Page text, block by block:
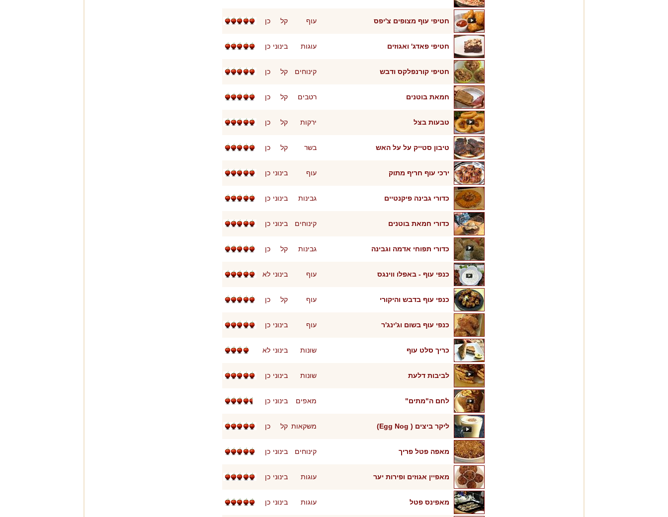
חטיפי עוף מצופים צ'יפס עוף קל כן
חטיפי פאדג' ואגוזים עוגות בינוני כן
חטיפי קורנפלקס ודבש קינוחים קל כן
חמאת בוטנים רטבים קל כן
טבעות בצל ירקות קל כן
טיבון סטייק על על האש בשר קל כן
ירכי עוף חריף מתוק עוף בינוני כן
כדורי גבינה פיקנטיים גבינות בינוני כן
כדורי חמאת בוטנים קינוחים בינוני כן
כדורי תפוחי אדמה וגבינה גבינות קל כן
כנפי עוף - באפלו ווינגס עוף בינוני לא
כנפי עוף בדבש והיקורי עוף קל כן
כנפי עוף בשום וג'ינג'ר עוף בינוני כן
כריך סלט עוף שונות בינוני לא
לביבות דלעת שונות בינוני כן
לחם ה"מתים" מאפים בינוני כן
ליקר ביצים ( Egg Nog) משקאות קל כן
מאפה פטל פריך קינוחים בינוני כן
מאפיין אגוזים ופירות יער עוגות בינוני כן
מאפינס פטל עוגות בינוני כן